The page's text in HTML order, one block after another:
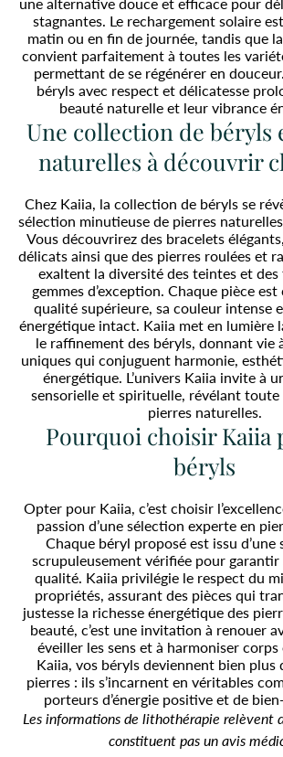
stagnantes. Le rechargement solaire
matin ou en fin de journée, tandis que
convient parfaitement à toutes les
permettant de se régénérer en
béryls avec respect et délicatesse
beauté naturelle et leur vibrance
Une collection de béryls
naturelles à découvrir
Chez Kaiia, la collection de béryls se
sélection minutieuse de pierres
Vous découvrirez des bracelets
délicats ainsi que des pierres roulées et
exaltent la diversité des teintes et des
gemmes d’exception. Chaque pièce
qualité supérieure, sa couleur intense
énergétique intact. Kaiia met en lumière
le raffinement des béryls, donnant vie
uniques qui conjuguent harmonie,
énergétique. L’univers Kaiia invite à
sensorielle et spirituelle, révélant toute
pierres naturelles.
Pourquoi choisir Kaiia
béryls
Opter pour Kaiia, c’est choisir
passion d’une sélection experte en
Chaque béryl proposé est issu d’une
scrupuleusement vérifiée pour
qualité. Kaiia privilégie le respect du
propriétés, assurant des pièces qui
justesse la richesse énergétique des
beauté, c’est une invitation à renouer
éveiller les sens et à harmoniser
Kaiia, vos béryls deviennent bien plus
pierres : ils s’incarnent en véritables
porteurs d’énergie positive et de
Les informations de lithothérapie relèvent
constituent pas un avis